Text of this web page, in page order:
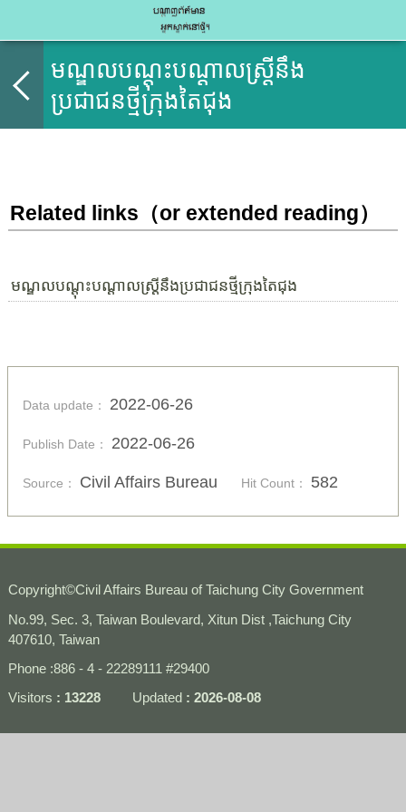
មណ្ឌលបណ្តុះបណ្ដាលស្រ្ដីនឹង
ប្រជាជនថ្មីក្រុងតៃជុង
Related links（or extended reading）
មណ្ឌលបណ្តុះបណ្ដាលស្រ្ដីនឹងប្រជាជនថ្មីក្រុងតៃជុង
Data update： 2022-06-26
Publish Date： 2022-06-26
Source： Civil Affairs Bureau Hit Count： 582
Copyright©Civil Affairs Bureau of Taichung City Government
No.99, Sec. 3, Taiwan Boulevard, Xitun Dist ,Taichung City
407610, Taiwan
Phone :886 - 4 - 22289111 #29400
Visitors
13228 Updated 2026-08-08